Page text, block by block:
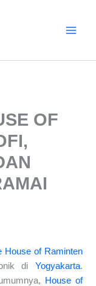
OF
House of Raminten
di Yogyakarta.
House of